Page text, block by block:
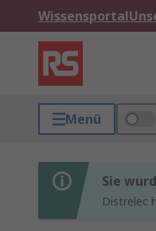
Wissensportal
Menü
Sie
Distrelec